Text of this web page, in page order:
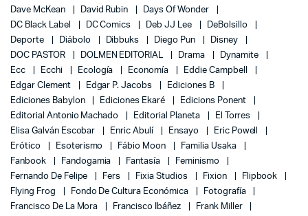
Dave McKean
David Rubin
Days Of Wonder
DC Black Label
DC Comics Deb JJ Lee
DeBolsillo
Deporte
Diábolo Dibbuks Diego Pun
Disney
DOC PASTOR
DOLMEN EDITORIAL Drama
Dynamite
Ecc
Ecchi Ecología Economía
Eddie Campbell
Edgar Clement
Edgar P. Jacobs
Ediciones B
Ediciones Babylon
Ediciones Ekaré
Edicions Ponent
Editorial Antonio Machado
Editorial Planeta
El Torres
Elisa Galván Escobar
Enric Abulí Ensayo
Eric Powell
Erótico
Esoterismo Fábio Moon
Familia Usaka
Fanbook
Fandogamia Fantasía
Feminismo
Fernando De Felipe
Fers Fixia Studios Fixion
Flipbook
Flying Frog
Fondo De Cultura Económica
Fotografía
Francisco De La Mora
Francisco Ibáñez
Frank Miller